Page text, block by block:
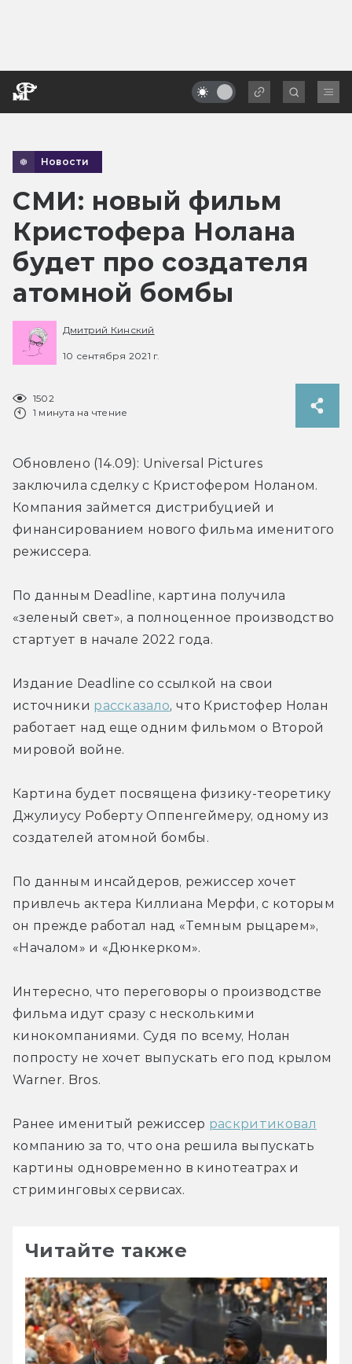
Новости
СМИ: новый фильм
Кристофера Нолана
будет про создателя
атомной бомбы
Дмитрий Кинский
10 сентября 2021 г.
1502
1 минута на чтение
Обновлено (14.09): Universal Pictures
заключила сделку с Кристофером Ноланом.
Компания займется дистрибуцией и
финансированием нового фильма именитого
режиссера.
По данным Deadline, картина получила
«зеленый свет», а полноценное производство
стартует в начале 2022 года.
Издание Deadline со ссылкой на свои
источники рассказало, что Кристофер Нолан
работает над еще одним фильмом о Второй
мировой войне.
Картина будет посвящена физику-теоретику
Джулиусу Роберту Оппенгеймеру, одному из
создателей атомной бомбы.
По данным инсайдеров, режиссер хочет
привлечь актера Киллиана Мерфи, с которым
он прежде работал над «Темным рыцарем»,
«Началом» и «Дюнкерком».
Интересно, что переговоры о производстве
фильма идут сразу с несколькими
кинокомпаниями. Судя по всему, Нолан
попросту не хочет выпускать его под крылом
Warner. Bros.
Ранее именитый режиссер раскритиковал
компанию за то, что она решила выпускать
картины одновременно в кинотеатрах и
стриминговых сервисах.
Читайте также